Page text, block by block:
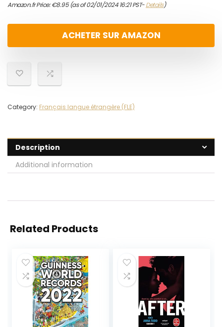
Amazon.fr Price:€8.95(as of 02/01/2024 16:21 PST-Details)
ACHETER SUR AMAZON
Category: Français langue étrangère (FLE)
Description
Additional information
Related Products